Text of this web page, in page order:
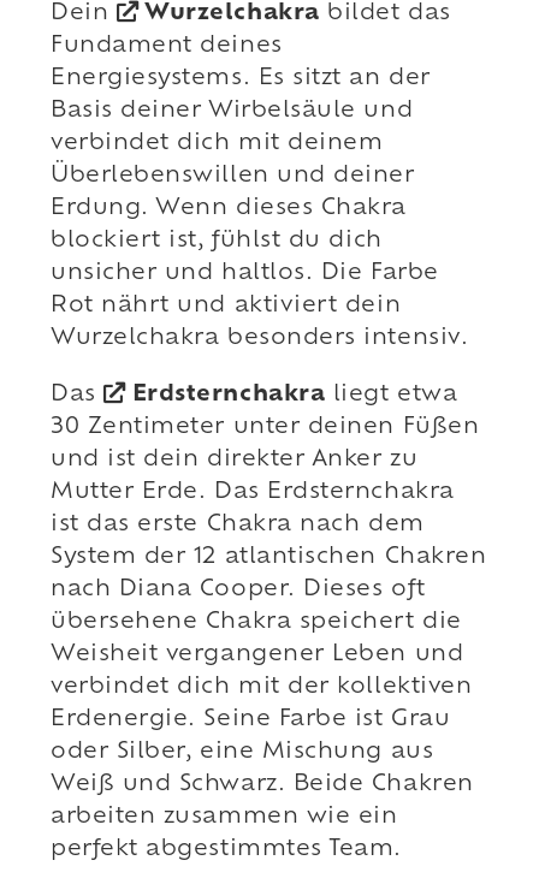
Dein Wurzelchakra bildet das
Fundament deines
Energiesystems. Es sitzt an der
Basis deiner Wirbelsäule und
verbindet dich mit deinem
Überlebenswillen und deiner
Erdung. Wenn dieses Chakra
blockiert ist, fühlst du dich
unsicher und haltlos. Die Farbe
Rot nährt und aktiviert dein
Wurzelchakra besonders intensiv.
Das Erdsternchakra liegt etwa
30 Zentimeter unter deinen Füßen
und ist dein direkter Anker zu
Mutter Erde. Das Erdsternchakra
ist das erste Chakra nach dem
System der 12 atlantischen Chakren
nach Diana Cooper. Dieses oft
übersehene Chakra speichert die
Weisheit vergangener Leben und
verbindet dich mit der kollektiven
Erdenergie. Seine Farbe ist Grau
oder Silber, eine Mischung aus
Weiß und Schwarz. Beide Chakren
arbeiten zusammen wie ein
perfekt abgestimmtes Team.